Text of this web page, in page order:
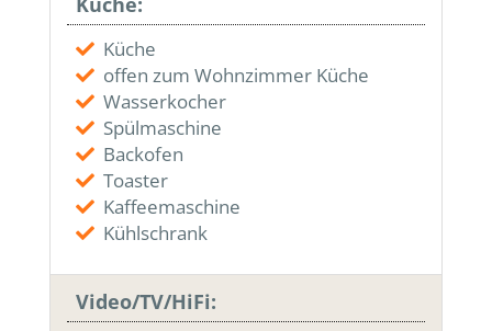
Küche
offen zum Wohnzimmer Küche
Wasserkocher
Spülmaschine
Backofen
Toaster
Kaffeemaschine
Kühlschrank
Video/TV/HiFi: